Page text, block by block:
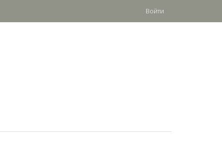
Войти